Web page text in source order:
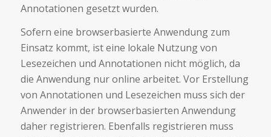
Annotationen gesetzt wurden.
Sofern eine browserbasierte Anwendung zum
Einsatz kommt, ist eine lokale Nutzung von
Lesezeichen und Annotationen nicht möglich, da
die Anwendung nur online arbeitet. Vor Erstellung
von Annotationen und Lesezeichen muss sich der
Anwender in der browserbasierten Anwendung
daher registrieren. Ebenfalls registrieren muss